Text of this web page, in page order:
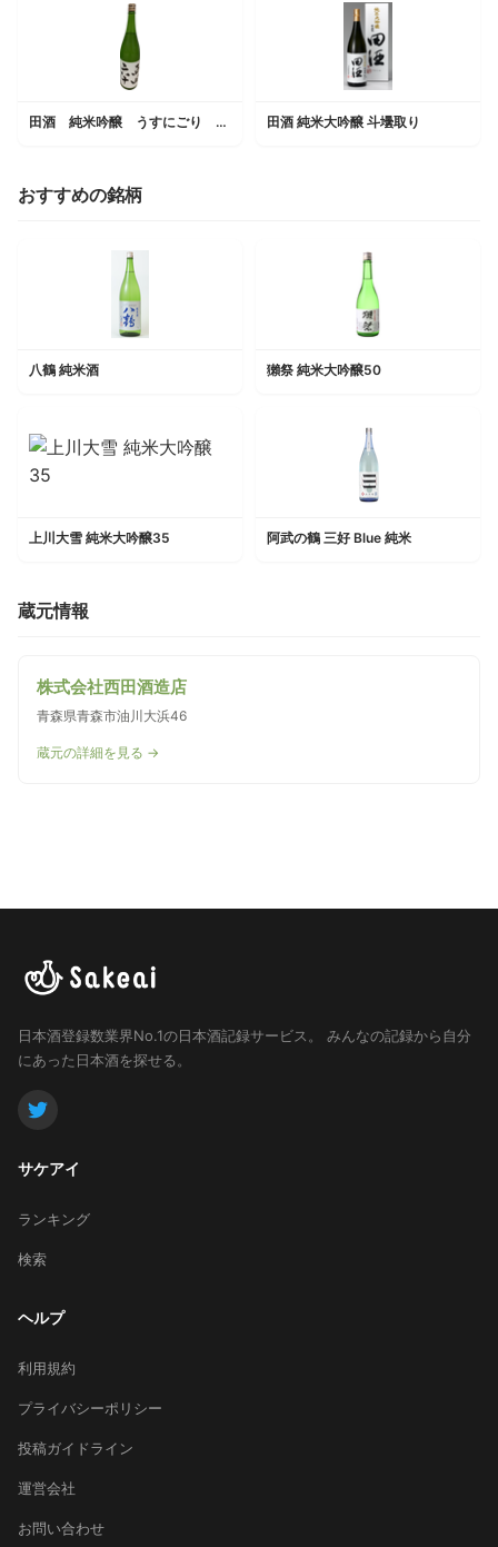
田酒 純米吟醸 うすにごり 西田六十 田酒 純米大吟醸 斗壜取り
おすすめの銘柄
八鶴 純米酒 獺祭 純米大吟醸50
上川大雪 純米大吟醸35 阿武の鶴 三好 Blue 純米
蔵元情報
株式会社西田酒造店
青森県青森市油川大浜46
蔵元の詳細を見る →
日本酒登録数業界No.1の日本酒記録サービス。
みんなの記録から自分
にあった日本酒を探せる。
サケアイ
ランキング
検索
ヘルプ
利用規約
プライバシーポリシー
投稿ガイドライン
運営会社
お問い合わせ